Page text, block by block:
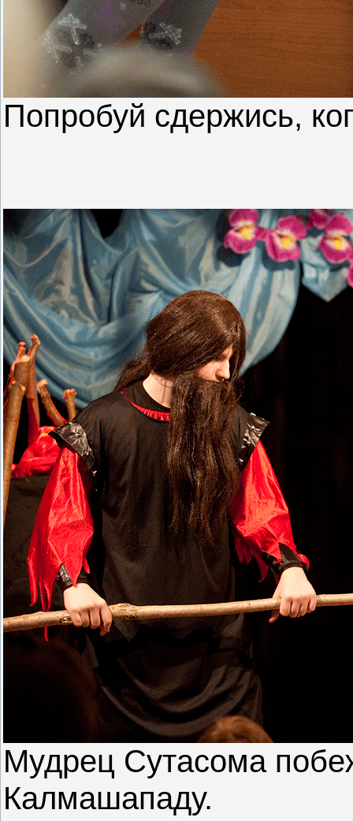
Попробуй сдержись,
Мудрец Сутасома
Калмашападу.